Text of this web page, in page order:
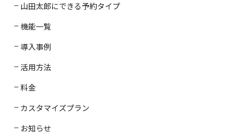
山田太郎にできる予約タイプ
機能一覧
導入事例
活用方法
料金
カスタマイズプラン
お知らせ